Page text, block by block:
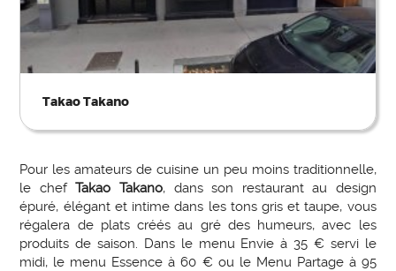
Takao Takano
Pour les amateurs de cuisine un peu moins traditionnelle,
le chefTakao Takano, dans son restaurant au design
épuré, élégant et intime dans les tons gris et taupe, vous
régalera de plats créés au gré des humeurs, avec les
produits de saison. Dans le menu Envie à 35 € servi le
midi, le menu Essence à 60 € ou le Menu Partage à 95